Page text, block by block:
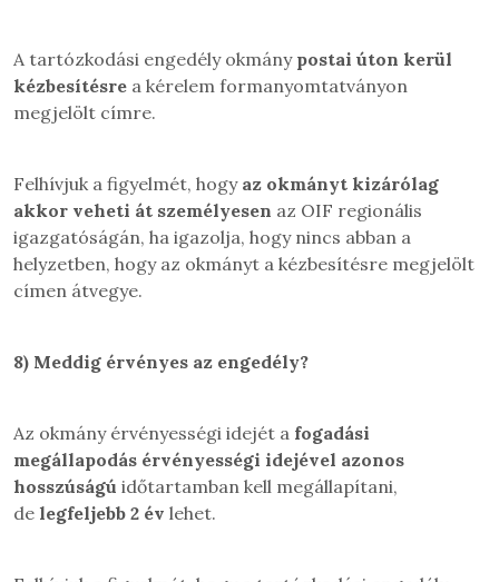
A tartózkodási engedély okmány postai úton kerül
kézbesítésre a kérelem formanyomtatványon
megjelölt címre.
Felhívjuk a figyelmét, hogy az okmányt kizárólag
akkor veheti át személyesen az OIF regionális
igazgatóságán, ha igazolja, hogy nincs abban a
helyzetben, hogy az okmányt a kézbesítésre megjelölt
címen átvegye.
8) Meddig érvényes az engedély?
Az okmány érvényességi idejét a fogadási
megállapodás érvényességi idejével azonos
hosszúságú időtartamban kell megállapítani,
de legfeljebb 2 év lehet.